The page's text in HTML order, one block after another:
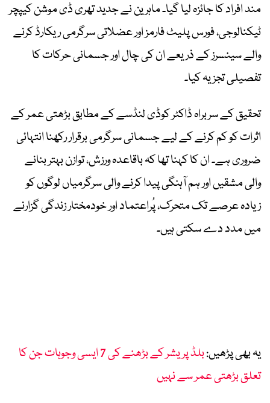
مند افراد کا جائزہ لیا گیا۔ ماہرین نے جدید تھری ڈی موشن کیپچر
ٹیکنالوجی، فورس پلیٹ فارمز اور عضلاتی سرگرمی ریکارڈ کرنے
والے سینسرز کے ذریعے ان کی چال اور جسمانی حرکات کا
تفصیلی تجزیہ کیا۔
تحقیق کے سربراہ ڈاکٹر کوڈی لنڈسے کے مطابق بڑھتی عمر کے
اثرات کو کم کرنے کے لیے جسمانی سرگرمی برقرار رکھنا انتہائی
ضروری ہے۔ ان کا کہنا تھا کہ باقاعدہ ورزش، توازن بہتر بنانے
والی مشقیں اور ہم آہنگی پیدا کرنے والی سرگرمیاں لوگوں کو
زیادہ عرصے تک متحرک، پُراعتماد اور خودمختار زندگی گزارنے
میں مدد دے سکتی ہیں۔
یہ بھی پڑھیں:
بلڈ پریشر کے بڑھنے کی 7 ایسی وجوہات جن کا
تعلق بڑھتی عمر سے نہیں